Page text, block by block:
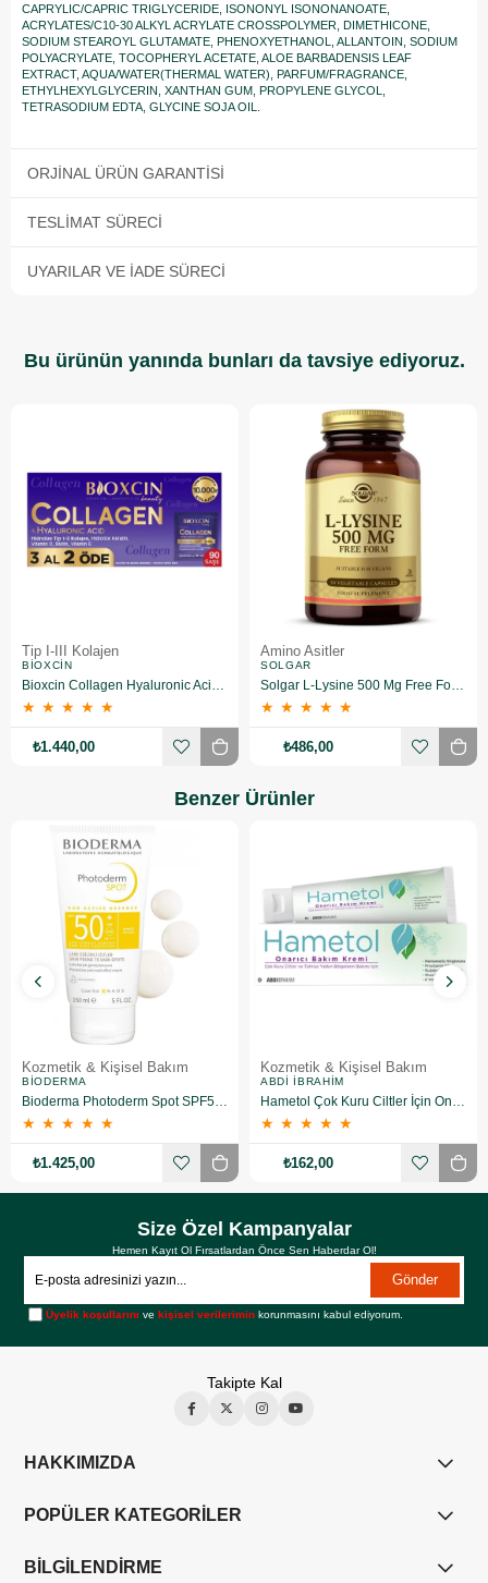
CAPRYLIC/CAPRIC TRIGLYCERIDE, ISONONYL ISONONANOATE,
ACRYLATES/C10-30 ALKYL ACRYLATE CROSSPOLYMER, DIMETHICONE,
SODIUM STEAROYL GLUTAMATE, PHENOXYETHANOL, ALLANTOIN, SODIUM
POLYACRYLATE, TOCOPHERYL ACETATE, ALOE BARBADENSIS LEAF
EXTRACT, AQUA/WATER(THERMAL WATER), PARFUM/FRAGRANCE,
ETHYLHEXYLGLYCERIN, XANTHAN GUM, PROPYLENE GLYCOL,
TETRASODIUM EDTA, GLYCINE SOJA OIL.
ORJINAL ÜRÜN GARANTISI
TESLIMAT SÜRECI
UYARILAR VE İADE SÜRECI
Bu ürünün yanında bunları da tavsiye ediyoruz.
Tip I-III Kolajen
BIOXCIN
★ ★ ★ ★ ★
₺1.440,00
Amino Asitler
SOLGAR
★ ★ ★ ★ ★
₺486,00
Benzer Ürünler
Kozmetik & Kişisel Bakım
BIODERMA
★ ★ ★ ★ ★
₺1.425,00
Kozmetik & Kişisel Bakım
ABDI İBRAHIM
★ ★ ★ ★ ★
₺162,00
Size Özel Kampanyalar
Hemen Kayıt Ol Fırsatlardan Önce Sen Haberdar Ol!
Gönder
Üyelik koşullarını vekişisel verilerimin korunmasını kabul ediyorum.
Takipte Kal
HAKKIMIZDA
POPÜLER KATEGORİLER
BİLGİLENDİRME